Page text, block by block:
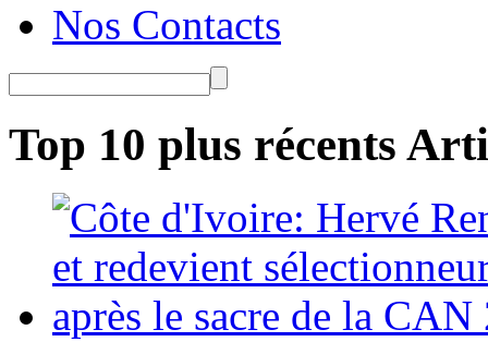
Nos Contacts
Top 10 plus récents